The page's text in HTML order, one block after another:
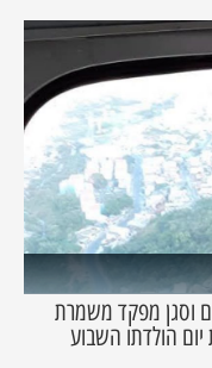
וסגן מפקד משמרת
הולדתו השבוע